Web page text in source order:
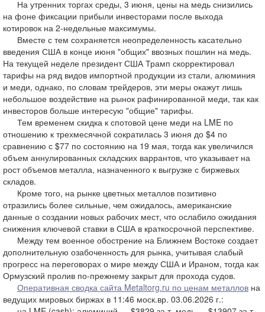
На утренних торгах среды, 3 июня, цены на медь снизились
на фоне фиксации прибыли инвесторами после выхода
котировок на 2-недельные максимумы.
Вместе с тем сохраняется неопределенность касательно
введения США в конце июня "общих" ввозных пошлин на медь.
На текущей неделе президент США Трамп скорректировал
тарифы на ряд видов импортной продукции из стали, алюминия
и меди, однако, по словам трейдеров, эти меры окажут лишь
небольшое воздействие на рынок рафинированной меди, так как
инвесторов больше интересую "общие" тарифы.
Тем временем скидка к спотовой цене меди на LME по
отношению к трехмесячной сократилась 3 июня до $4 по
сравнению с $77 по состоянию на 19 мая, тогда как увеличился
объем аннулированных складских варрантов, что указывает на
рост объемов металла, назначенного к выгрузке с биржевых
складов.
Кроме того, на рынке цветных металлов позитивно
отразились более сильные, чем ожидалось, американские
данные о создании новых рабочих мест, что ослабило ожидания
снижения ключевой ставки в США в краткосрочной перспективе.
Между тем военное обострение на Ближнем Востоке создает
дополнительную озабоченность для рынка, учитывая слабый
прогресс на переговорах о мире между США и Ираном, тогда как
Ормузский пролив по-прежнему закрыт для прохода судов.
Оперативная сводка сайта Metaltorg.ru по ценам металлов на
ведущих мировых биржах в 11:46 моск.вр. 03.06.2026 г.: